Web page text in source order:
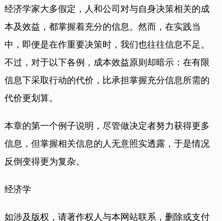
经济学家大多假定，人和公司对与自身决策相关的成
本及效益，都掌握着充分的信息。然而，在实践当
中，即便是在作重要决策时，我们也往往信息不足。
不过，对于以下各例，成本效益原则却暗示：在有限
信息下采取行动的代价，比承担掌握充分信息所需的
代价更划算。
本章的第一个例子说明，尽管做决定者努力获得更多
信息，但掌握相关信息的人无意照实透露，于是情况
反倒变得更为复杂。
经济学
如涉及版权，请著作权人与本网站联系，删除或支付